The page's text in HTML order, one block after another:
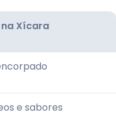
Xícara
e sabores